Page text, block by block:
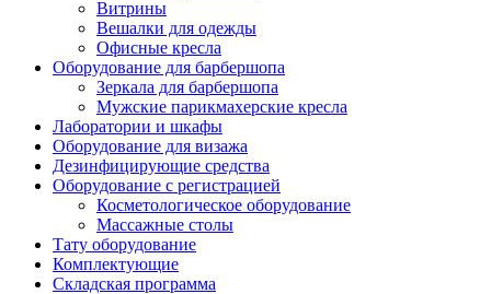
Витрины
Вешалки для одежды
Офисные кресла
Оборудование для барбершопа
Зеркала для барбершопа
Мужские парикмахерские кресла
Лаборатории и шкафы
Оборудование для визажа
Дезинфицирующие средства
Оборудование с регистрацией
Косметологическое оборудование
Массажные столы
Тату оборудование
Комплектующие
Складская программа